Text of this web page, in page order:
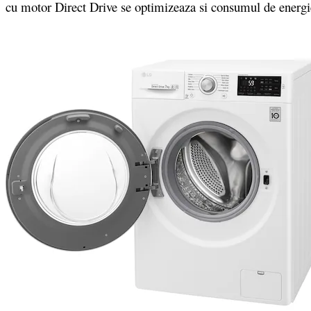
cu motor Direct Drive se optimizeaza si consumul de